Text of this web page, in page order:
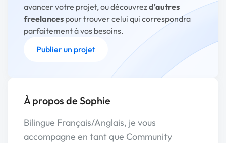
avancer votre projet, ou découvrezd'autres
freelances pour trouver celui qui correspondra
parfaitement à vos besoins.
Publier un projet
À propos de Sophie
Bilingue Français/Anglais, je vous
accompagne en tant que Community